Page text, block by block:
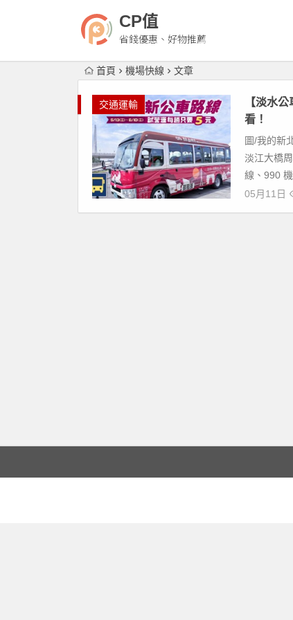
CP值
省錢優惠、好物推薦
首頁 機場快線 文章
交通運輸
【淡水
看！
圖/我的新
淡江大橋
線、990
05月11日